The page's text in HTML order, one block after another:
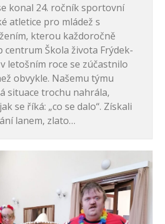
konal 24. ročník sportovní
atletice pro mládež s
kterou každoročně
centrum Škola života Frýdek-
letošním roce se zúčastnilo
obvykle. Našemu týmu
situace trochu nahrála,
se říká: „co se dalo“. Získali
lanem, zlato…